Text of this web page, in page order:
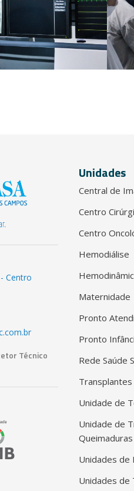
Centro
Técnico
Unidades
Central de
Centro
Centro
Hemodiálise
Maternidade
Pronto
Pronto
Rede Saúde
Transplantes
Unidade de
Unidade de
Queimaduras
Unidades de
Unidades de